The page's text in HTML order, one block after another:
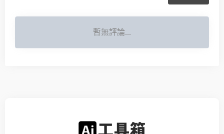
暫無評論...